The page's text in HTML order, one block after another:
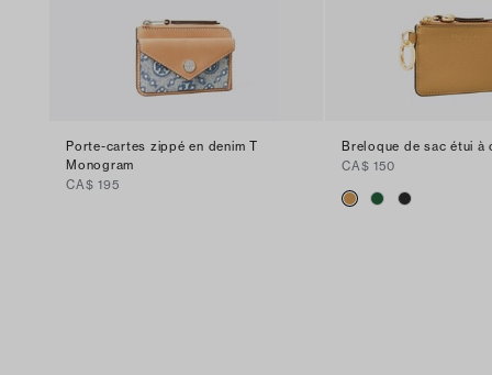
Porte-cartes zippé en denim T
Monogram
CA$ 195
Breloque de sac étui à
CA$ 150